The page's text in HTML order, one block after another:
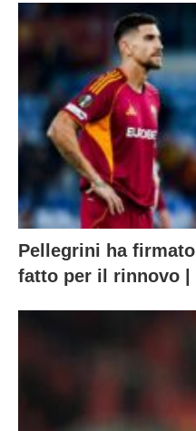
Pellegrini ha
fatto per il rinnovo |